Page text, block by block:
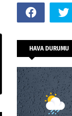
HAVA DURUMU